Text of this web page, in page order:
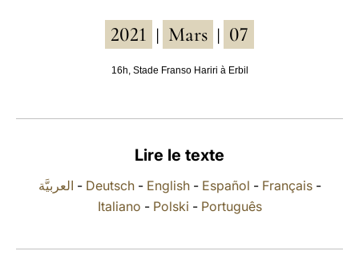
2021 Mars 07
16h, Stade Franso Hariri à Erbil
Lire le texte
العربيَّة - Deutsch- English- Español - Français-
Italiano - Polski - Português